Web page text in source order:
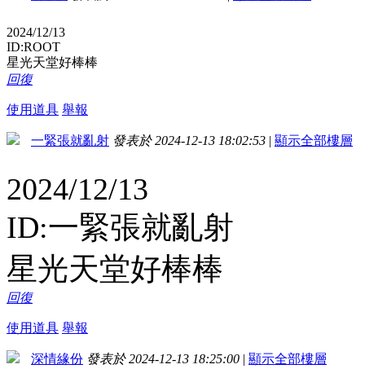
2024/12/13
ID:ROOT
星光天堂好棒棒
回復
使用道具 舉報
一緊張就亂射 發表於 2024-12-13 18:02:53 | 顯示全部樓層
2024/12/13
ID:一緊張就亂射
星光天堂好棒棒
回復
使用道具 舉報
深情緣份 發表於 2024-12-13 18:25:00 | 顯示全部樓層